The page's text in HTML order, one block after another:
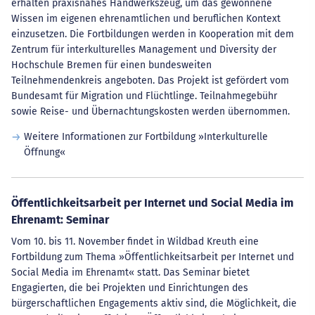
erhalten praxisnahes Handwerkszeug, um das gewonnene
Wissen im eigenen ehrenamtlichen und beruflichen Kontext
einzusetzen. Die Fortbildungen werden in Kooperation mit dem
Zentrum für interkulturelles Management und Diversity der
Hochschule Bremen für einen bundesweiten
Teilnehmendenkreis angeboten. Das Projekt ist gefördert vom
Bundesamt für Migration und Flüchtlinge. Teilnahmegebühr
sowie Reise- und Übernachtungskosten werden übernommen.
Weitere Informationen zur Fortbildung »Interkulturelle
Öffnung«
Öffentlichkeitsarbeit per Internet und Social Media im
Ehrenamt: Seminar
Vom 10. bis 11. November findet in Wildbad Kreuth eine
Fortbildung zum Thema »Öffentlichkeitsarbeit per Internet und
Social Media im Ehrenamt« statt. Das Seminar bietet
Engagierten, die bei Projekten und Einrichtungen des
bürgerschaftlichen Engagements aktiv sind, die Möglichkeit, die